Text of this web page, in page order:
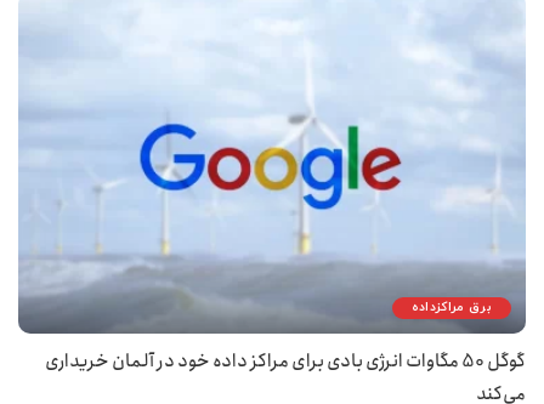
برق مراکزداده
گوگل 50 مگاوات انرژی بادی برای مراکز داده خود در آلمان خریداری
می‌کند